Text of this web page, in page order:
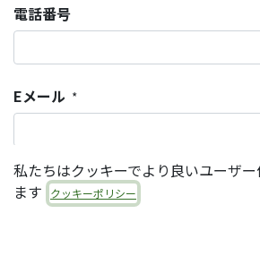
電話番号
Eメール *
会社/組織名 *
私たちはクッキーでより良いユーザ
ます
クッキーポリシー